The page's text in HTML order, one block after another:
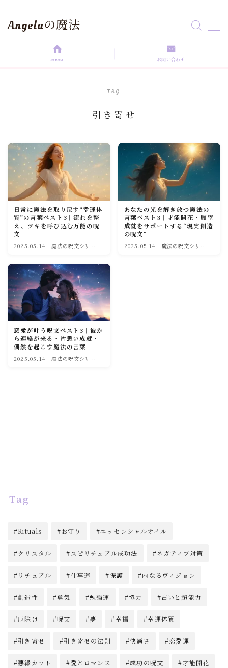
Angelaの魔法
love magic
Rituals
self love
soulmate
menu お問い合わせ
TAG
引き寄せ
日常に魔法を取り戻す“幸運体
質”の言葉ベスト3｜流れを整
え、ツキを呼び込む万能の呪
文
2025.05.14
魔法の呪文シリー
あなたの光を解き放つ魔法の
言葉ベスト3｜才能開花・願望
成就をサポートする“現実創造
の呪文”
2025.05.14
魔法の呪文シリー
恋愛が叶う呪文ベスト3｜彼か
ら連絡が来る・片思い成就・
偶然を起こす魔法の言葉
2025.05.14
魔法の呪文シリー
Tag
Rituals お守り エッセンシャルオイル
クリスタル スピリチュアル成功法 ネガティブ対策
リチュアル 仕事運 保護 内なるヴィジョン
創造性 勇気 勉強運 協力 占いと超能力
厄除け 呪文 夢 幸福 幸運体質
引き寄せ 引き寄せの法則 快適さ 恋愛運
悪縁カット 愛とロマンス 成功の呪文 才能開花